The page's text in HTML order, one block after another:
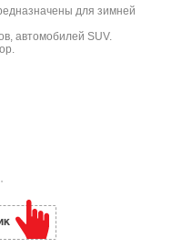
для зимней
автомобилей SUV.